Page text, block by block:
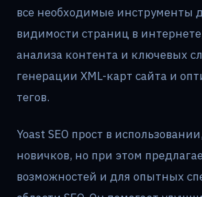
все необходимые инструменты
видимости страниц в
анализа контента и ключевых
генерации XML-карт сайта и
тегов.
Yoast SEO прост в
новичков, но при этом
возможностей и для опытных